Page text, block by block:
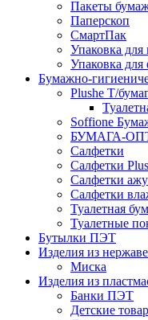
Пакеты
Паперскоп
СмартПак
Упаковка для
Упаковка для
Бумажно-
Plushe Т/
Soffione
БУМАГА-
Салфетки
Салфетки
Салфетки
Салфетки
Туалетная
Туалетные
Бутылки ПЭТ
Изделия из
Миска
Изделия из
Банки ПЭТ
Детские